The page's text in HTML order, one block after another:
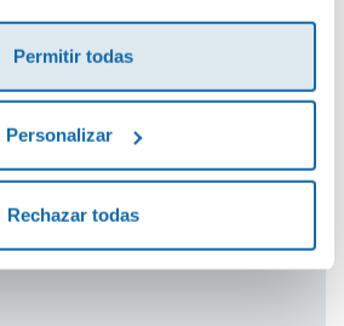
Permitir todas
Personalizar
Rechazar todas
tu opinión
en valorar este producto!
Debes iniciar sesión para poder valorarlo